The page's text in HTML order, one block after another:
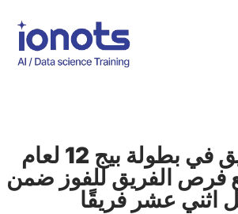
فرص الفريق في بطولة بيج 12 لعام
فرص الفريق للفوز ضمن
اثني عشر فريقًا